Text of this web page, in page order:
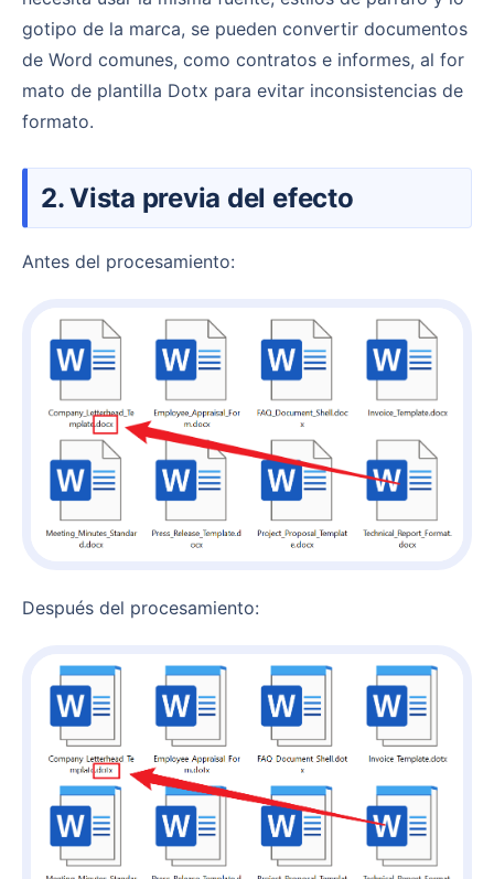
gotipo de la marca, se pueden convertir documentos
de Word comunes, como contratos e informes, al for
mato de plantilla Dotx para evitar inconsistencias de
formato.
2. Vista previa del efecto
Antes del procesamiento:
Después del procesamiento: